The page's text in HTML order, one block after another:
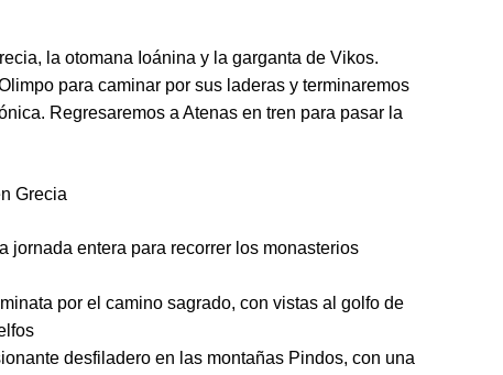
la otomana Ioánina y la garganta de Vikos.
para caminar por sus laderas y terminaremos
Regresaremos a Atenas en tren para pasar la
Grecia
jornada entera para recorrer los monasterios
por el camino sagrado, con vistas al golfo de
desfiladero en las montañas Pindos, con una